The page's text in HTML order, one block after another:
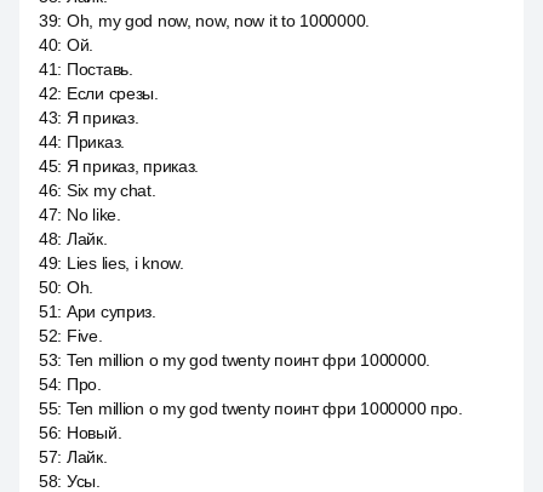
39: Oh, my god now, now, now it to 1000000.
40: Ой.
41: Поставь.
42: Если срезы.
43: Я приказ.
44: Приказ.
45: Я приказ, приказ.
46: Six my chat.
47: No like.
48: Лайк.
49: Lies lies, i know.
50: Oh.
51: Ари суприз.
52: Five.
53: Ten million о my god twenty поинт фри 1000000.
54: Про.
55: Ten million о my god twenty поинт фри 1000000 про.
56: Новый.
57: Лайк.
58: Усы.